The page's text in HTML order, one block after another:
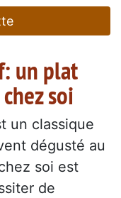
un plat
soi
un classique
dégusté au
soi est
de